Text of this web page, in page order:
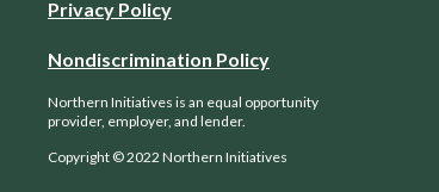
Privacy Policy
Nondiscrimination Policy
Northern Initiatives is an equal opportunity
provider, employer, and lender.
Copyright © 2022 Northern Initiatives